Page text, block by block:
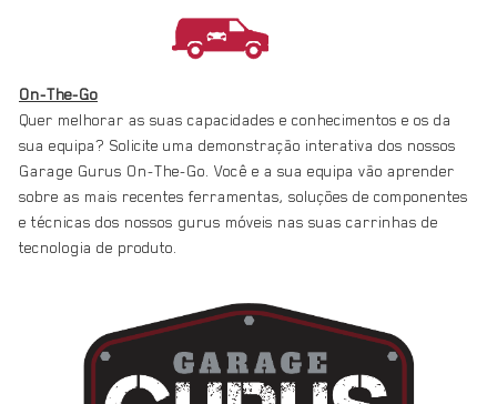
On-The-Go
Quer melhorar as suas capacidades e conhecimentos e os da
sua equipa? Solicite uma demonstração interativa dos nossos
Garage Gurus On-The-Go. Você e a sua equipa vão aprender
sobre as mais recentes ferramentas, soluções de componentes
e técnicas dos nossos gurus móveis nas suas carrinhas de
tecnologia de produto.